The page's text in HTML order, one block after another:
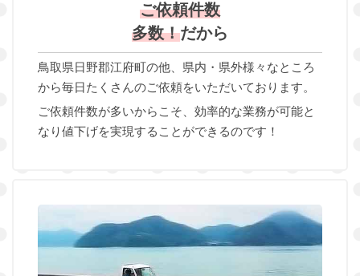
ご依頼件数
多数！だから
鳥取県日野郡江府町の他、県内・県外様々なところ
から毎日たくさんのご依頼をいただいております。
ご依頼件数が多いからこそ、効率的な業務が可能と
なり値下げを実現することができるのです！